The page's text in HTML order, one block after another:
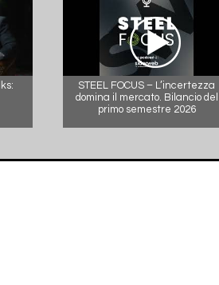
STEEL FOCUS – L’incertezza
domina il mercato. Bilancio del
primo semestre 2026